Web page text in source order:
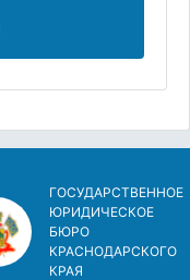
ГОСУДАРСТВЕННОЕ
ЮРИДИЧЕСКОЕ
БЮРО
КРАСНОДАРСКОГО
КРАЯ